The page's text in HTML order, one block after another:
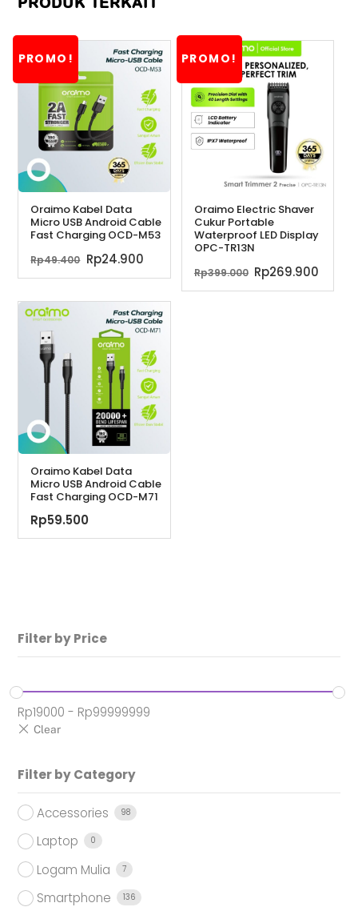
PROMO!
Oraimo Kabel Data
Micro USB Android Cable
Fast Charging OCD-M53
Rp49.400 Harga
aslinya
Rp49.400.
Rp24.900
saat
adalah:
Rp24.900.
PROMO!
Oraimo Electric Shaver
Cukur Portable
Waterproof LED Display
OPC-TR13N
Rp399.000 Harga
aslinya
Rp269.900
saat
Oraimo Kabel Data
Micro USB Android Cable
Fast Charging OCD-M71
Rp59.500
Filter by Price
Rp19000 - Rp99999999
Filter by Category
Accessories 98
Laptop 0
Logam Mulia 7
Smartphone 136